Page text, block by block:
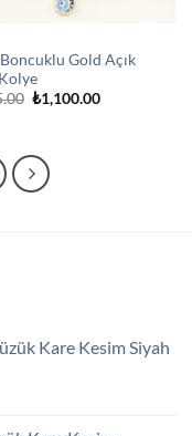
Gold Açık
Orijinal
fiyat:
₺1,100.00Şu
Kare Kesim Siyah